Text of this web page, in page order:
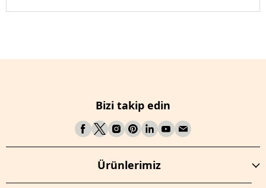
Bizi takip edin
Ürünlerimiz